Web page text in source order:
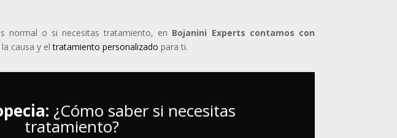
normal o si necesitas tratamiento, en Bojanini Experts contamos con
causa y eltratamiento personalizado para ti.
¿Cómo saber si necesitas
tratamiento?